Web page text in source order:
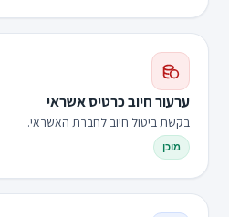
ערעור חיוב כרטיס אשראי
בקשת ביטול חיוב לחברת האשראי.
מוכן